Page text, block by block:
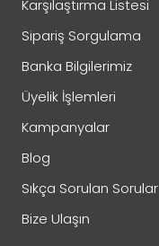
Not:HTML'e dönüştürülmez!
Oylama
Kötü
Karşılaştırma Listesi
Sipariş Sorgulama
Banka Bilgilerimiz
Üyelik İşlemleri
Kampanyalar
Blog
Sıkça Sorulan Sorular
Bize Ulaşın